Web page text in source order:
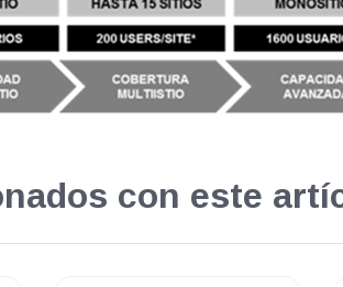
con este